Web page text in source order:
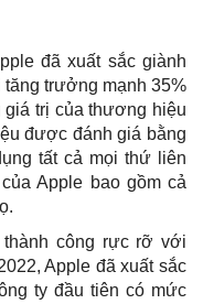
đã xuất sắc giành
trưởng mạnh 35%
trị của thương hiệu
được đánh giá bằng
tất cả mọi thứ liên
Apple bao gồm cả
thành công rực rỡ với
Apple đã xuất sắc
ty đầu tiên có mức